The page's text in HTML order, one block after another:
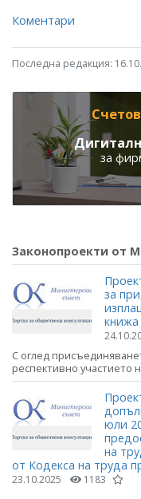
Коментари
Последна редакция:
за
Законопроекти от
за
книжа
С оглед
респективно участието
юли
на
от Кодекса на труда
23.10.2025 1183